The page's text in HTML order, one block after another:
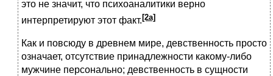
это не значит, что психоаналитики верно
интерпретируют этот факт. [2a]
Как и повсюду в древнем мире, девственность просто
означает, отсутствие принадлежности какому-либо
мужчине персонально; девственность в сущности